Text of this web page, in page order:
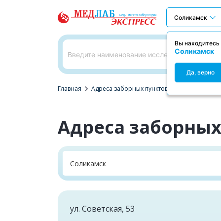
Соликамск
Вы находитесь
Соликамск
Да, верно
Главная chevron_right Адреса заборных пунктов
Адреса
Соликамск
ул. Советская, 53